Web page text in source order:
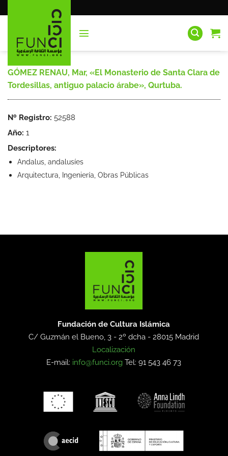
al
GÓMEZ RENAU, Mar, «El Monasterio de Santa Clara de
Tordesillas, antiguo palacio árabe», Qurtuba.
Nº Registro: 52588
Año: 1
Descriptores:
Andalus, andalusíes
Arquitectura, Ingeniería, Obras Públicas
Fundación de Cultura Islámica
C/ Guzmán el Bueno, 3 - 2º dcha -28015 Madrid
Localización
E-mail: info@funci.org Tel: 91 543 46 73